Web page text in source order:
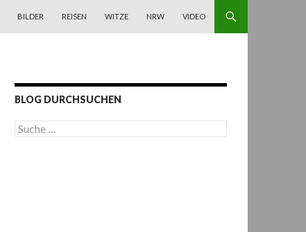
BILDER REISEN WITZE NRW VIDEO
BLOG DURCHSUCHEN
S
u